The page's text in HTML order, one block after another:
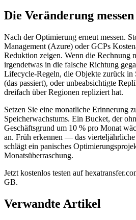
Die Veränderung messen
Nach der Optimierung erneut messen.
Management (Azure) oder GCPs
Reduktion zeigen. Wenn die Rechnung
irgendetwas in die falsche Richtung
Lifecycle-Regeln, die Objekte zurück in
(das passiert), oder unbeabsichtigte
dreifach über Regionen repliziert hat.
Setzen Sie eine monatliche Erinnerung
Speicherwachstums. Ein Bucket, der
Geschäftsgrund um 10 % pro Monat
an. Früh erkennen — das
schlägt ein panisches
Monatsüberraschung.
Jetzt kostenlos testen auf
GB.
Verwandte Artikel